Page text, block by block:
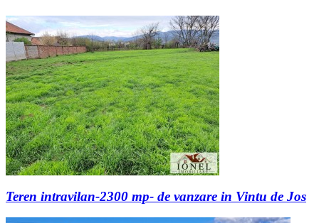
Teren intravilan-2300 mp- de vanzare in Vintu de Jos